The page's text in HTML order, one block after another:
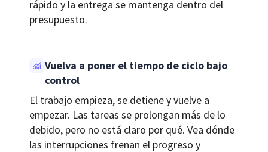
rápido y la entrega se mantenga dentro del
presupuesto.
Vuelva a poner el tiempo de ciclo bajo
control
El trabajo empieza, se detiene y vuelve a
empezar. Las tareas se prolongan más de lo
debido, pero no está claro por qué. Vea dónde
las interrupciones frenan el progreso y